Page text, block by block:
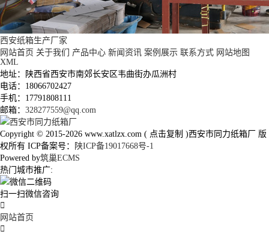
西安纸箱生产厂家
网站首页 关于我们 产品中心 新闻资讯 案例展示 联系方式 网站地图
XML
地址：陕西省西安市南郊长安区韦曲街办瓜洲村
电话：18066702427
手机：17791808111
邮箱： 328277559@qq.com
Copyright © 2015-2026 www.xatlzx.com ( 点击复制 )西安市同力纸箱厂 版
权所有 ICP备案号：
陕ICP备19017668号-1
Powered by筑巢ECMS
热门城市推广:
扫一扫微信咨询

网站首页
